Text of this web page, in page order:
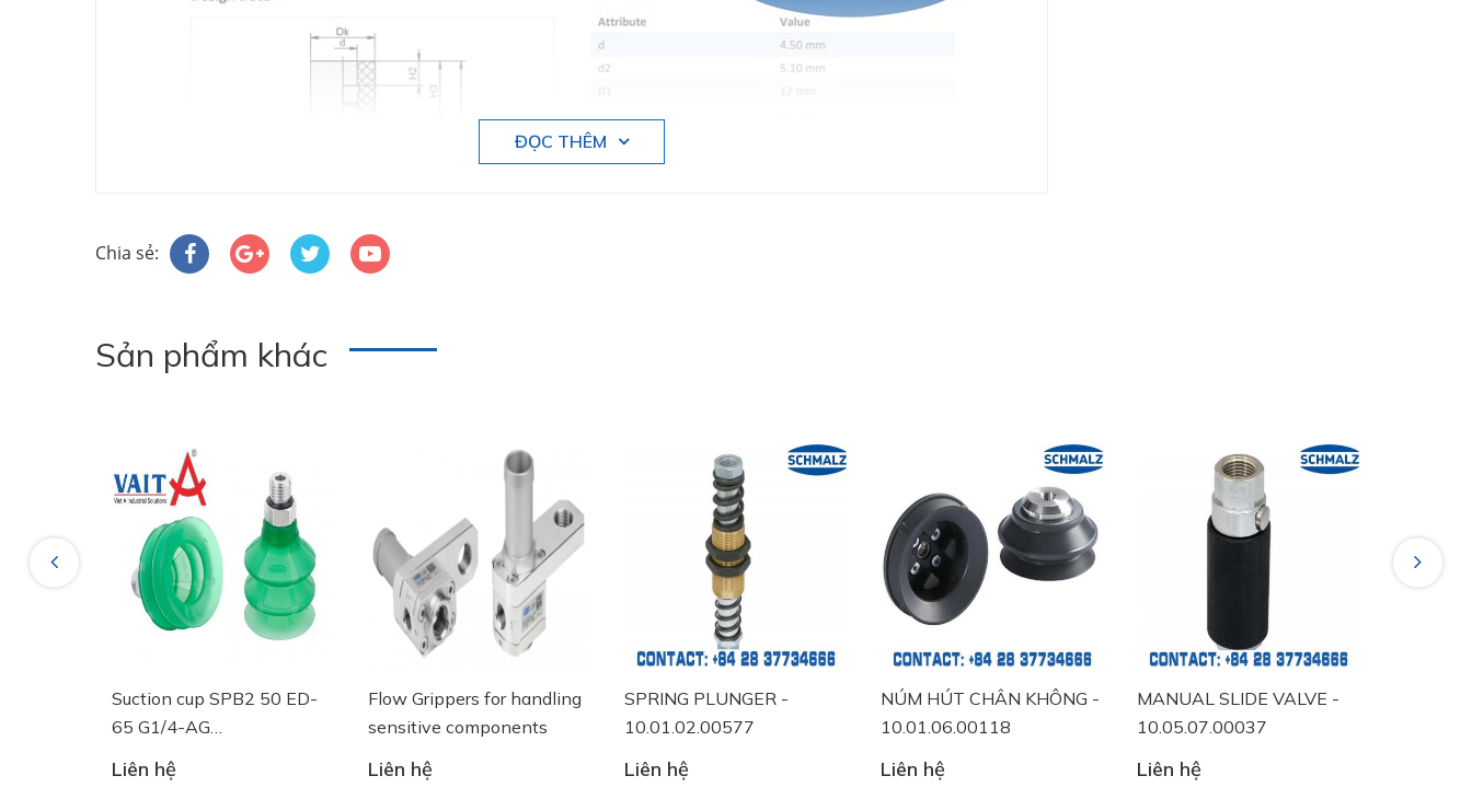
ĐỌC THÊM
Chia sẻ:
Sản phẩm khác
Previous
Suction cup SPB2 50 ED-
65 G1/4-AG
hút chân không Schmalz
Liên hệ
Flow Grippers for handling
sensitive components
Liên hệ
SPRING PLUNGER -
10.01.02.00577
Liên hệ
NÚM HÚT CHÂN KHÔNG -
10.01.06.00118
Liên hệ
MANUAL SLIDE VALVE -
10.05.07.00037
Liên hệ
Next